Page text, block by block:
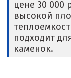
цене 30 000
высокой
подходит
каменок.